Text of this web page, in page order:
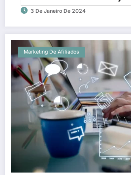
3 De Janeiro De 2024
Marketing De Afiliados